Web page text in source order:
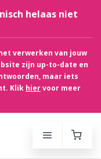
helaas niet
verwerken van jouw
zijn up-to-date en
maar iets
Klik hiervoor meer